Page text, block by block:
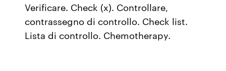
Verificare. Check (x). Controllare,
contrassegno di controllo. Check list.
Lista di controllo. Chemotherapy.